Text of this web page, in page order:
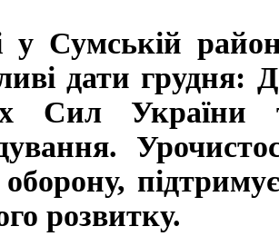
у Сумській
дати грудня:
Сил України
розвитку.